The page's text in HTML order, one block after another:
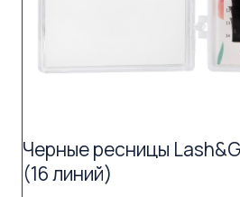
Черные ресницы
(16 линий)